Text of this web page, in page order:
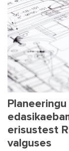
erisustest
valguses